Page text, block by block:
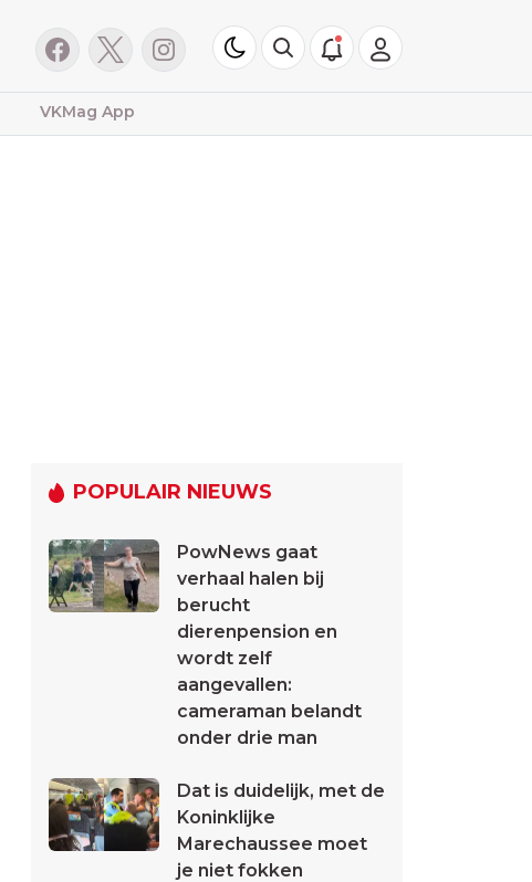
VKMag App
POPULAIR NIEUWS
PowNews gaat
verhaal halen bij
berucht
dierenpension en
wordt zelf
aangevallen:
cameraman belandt
onder drie man
Dat is duidelijk, met de
Koninklijke
Marechaussee moet
je niet fokken